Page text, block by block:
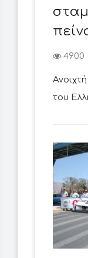
4900
του